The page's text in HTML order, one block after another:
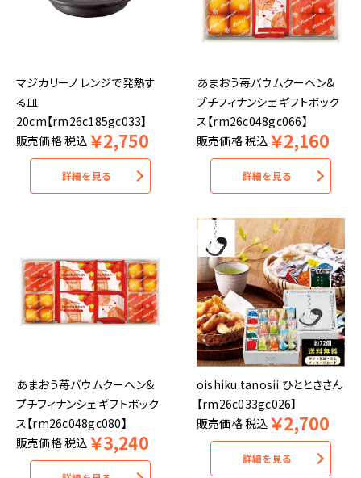
マジカリーノ レンジで発熱す
る皿
20cm【rm26c185gc033】
販売価格税込 ￥2,750
詳細を見る
あまおう苺バウムクーヘン&
プチフィナンシェ ギフトボック
ス【rm26c048gc066】
販売価格税込 ￥2,160
詳細を見る
あまおう苺バウムクーヘン&
プチフィナンシェ ギフトボック
ス【rm26c048gc080】
販売価格税込 ￥3,240
oishiku tanosii ひとときさん
【rm26c033gc026】
販売価格税込 ￥2,700
詳細を見る